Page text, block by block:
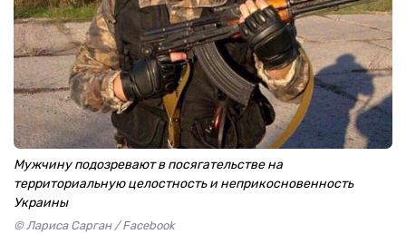
Мужчину подозревают в посягательстве на
территориальную целостность и неприкосновенность
Украины
© Лариса Сарган / Facebook